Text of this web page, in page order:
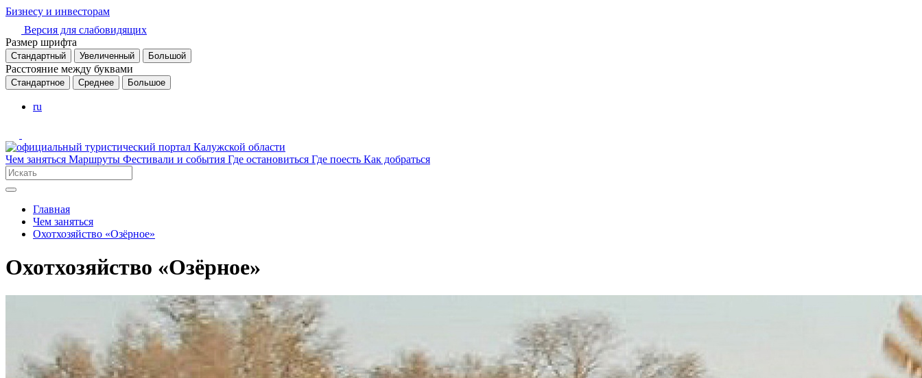
Бизнесу и инвесторам
Версия для слабовидящих
Размер шрифта
Стандартный Увеличенный Большой
Расстояние между буквами
Стандартное Среднее Большое
ru
Чем заняться Маршруты Фестивали и события Где остановиться Где поесть Как добраться
Главная
Чем заняться
Охотхозяйство «Озёрное»
Охотхозяйство «Озёрное»